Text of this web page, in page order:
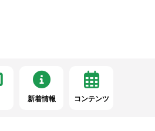
新着情報 コンテンツ